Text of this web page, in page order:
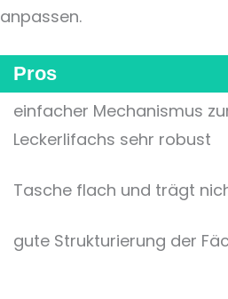
anpassen.
Pros
einfacher Mechanismus
Leckerlifachs sehr robust
Tasche flach und trägt
gute Strukturierung der